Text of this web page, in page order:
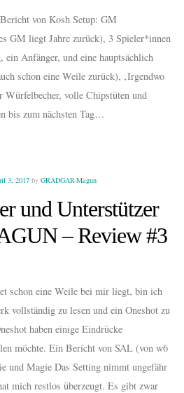
von Kosh Setup: GM
GM liegt Jahre zurück), 3 Spieler*innen
Anfänger, und eine hauptsächlich
schon eine Weile zurück), ‚Irgendwo
Würfelbecher, volle Chipstüten und
bis zum nächsten Tag…
3, 2017 by GRADGAR-Magun
und Unterstützer
– Review #3
schon eine Weile bei mir liegt, bin ich
vollständig zu lesen und ein Oneshot zu
haben einige Eindrücke
möchte. Ein Bericht von SAL (von w6
und Magie Das Setting nimmt ungefähr
mich restlos überzeugt. Es gibt zwar